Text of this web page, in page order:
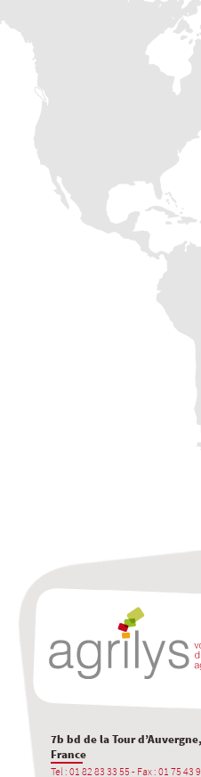
7b bd de la Tour
France
Tel : 01 82 83 33 55 - Fax : 01 75 43